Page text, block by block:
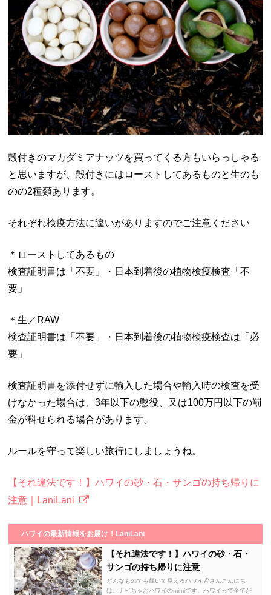
殻付きのマカダミアナッツを買ってくる方もいらっしゃる
と思いますが、殻付きにはローストしてあるものと生のも
のの2種類あります。
それぞれ検疫方法に違いがありますのでご注意ください
＊ローストしてあるもの
検査証明書は「不要」・日本到着後の植物検疫検査「不
要」
＊生／RAW
検査証明書は「不要」・日本到着後の植物検疫検査は「必
要」
検査証明書を添付せずに輸入した場合や輸入時の検査を受
けなかった場合は、3年以下の懲役、又は100万円以下の罰
金が科せられる場合があります。
ルールを守って楽しい旅行にしましょうね。
【それ違法です！】ハワイの砂・石・サンゴの持ち帰りに
注意｜LaniLani
ハワイの最新情報をお届け！LaniLani
【それ違法です！】ハワイの砂・石・
サンゴの持ち帰りに注意
どんなものでも輝いて見えるハワイ皆さんこんにち
は。ナビちゃおハワイのmimiです。ハワイって全てが